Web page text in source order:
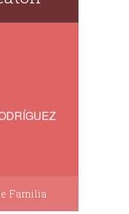
Familia